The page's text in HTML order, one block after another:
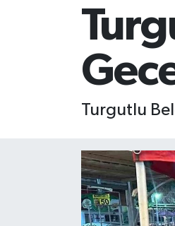
Turgutlu
Süper Lig Puan Durumu
Tüm Manşetler
Son Dakika Haberleri
Haber Arşivi